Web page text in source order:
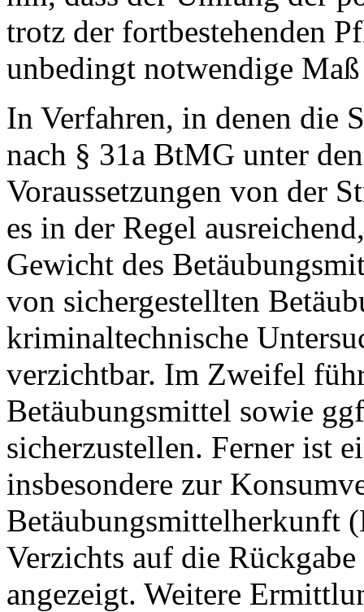
trotz der fortbestehenden
unbedingt notwendige
In Verfahren, in denen die
nach § 31a BtMG unter
Voraussetzungen von der
es in der Regel
Gewicht des
von sichergestellten
kriminaltechnische
verzichtbar. Im Zweifel
Betäubungsmittel sowie
sicherzustellen. Ferner ist
insbesondere zur
Betäubungsmittelherkunft
Verzichts auf die
angezeigt. Weitere